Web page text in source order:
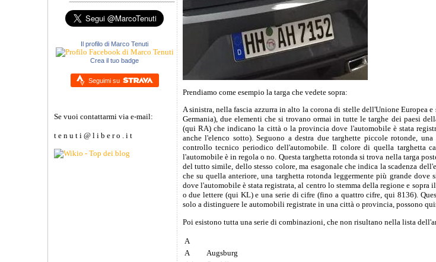
Il profilo di Marco Tenuti
Crea il tuo badge
Seguimi su
Se vuoi contattarmi via e-mail:
t e n u t i @ l i b e r o . i t
Prendiamo come esempio la targa che vedete sopra:
A sinistra, nella fascia azzurra in alto la corona di stelle dell'Unione Europea
Germania), due elementi che si trovano ormai in tutte le targhe dei paesi
(qui RA) che indicano la città o la provincia dove l'automobile è stata
anche l'elenco sotto). Seguono a destra due targhette piccole rotonde,
controllo tecnico periodico dell'automobile. Il colore di quella targhetta
l'automobile è in regola o no. Questa targhetta rotonda si trova nella targa
del tutto simile, dello stesso colore, ma esagonale che indica la scadenza
che su quella anteriore, una targhetta rotonda leggermente più grande
dove l'automobile è stata registrata, al centro lo stemma della regione e sopra
o due lettere (qui KL) e una serie di cifre (fino a quattro cifre, qui 8136).
solo a distinguere le automobili registrate in una città o provincia, possono
Poi esistono tutta una serie di combinazioni, che non risultano nella lista
A
A
Augsburg